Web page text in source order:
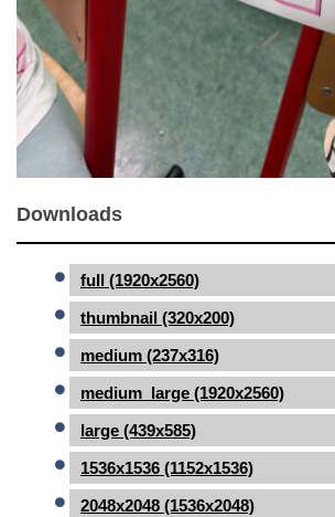
Downloads
full (1920x2560)
thumbnail (320x200)
medium (237x316)
medium_large (1920x2560)
large (439x585)
1536x1536 (1152x1536)
2048x2048 (1536x2048)